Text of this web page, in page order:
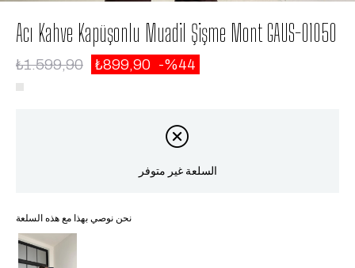
Acı Kahve Kapüşonlu Muadil Şişme Mont GAUS-01050
₺1.599,90 ₺899,90 44
السلعة غير متوفر
نحن نوصي بهذا مع هذه السلعة